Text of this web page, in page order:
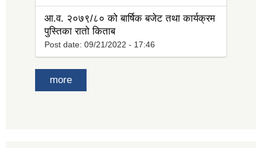
आ.व. २०७९/८० को बार्षिक बजेट तथा कार्यक्रम
पुस्तिका रातो किताब
Post date: 09/21/2022 - 17:46
more